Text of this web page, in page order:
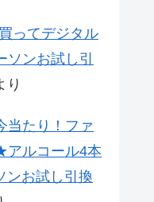
ってデジタル
ンお試し引
り
当たり！ファ
アルコール4本
ンお試し引換